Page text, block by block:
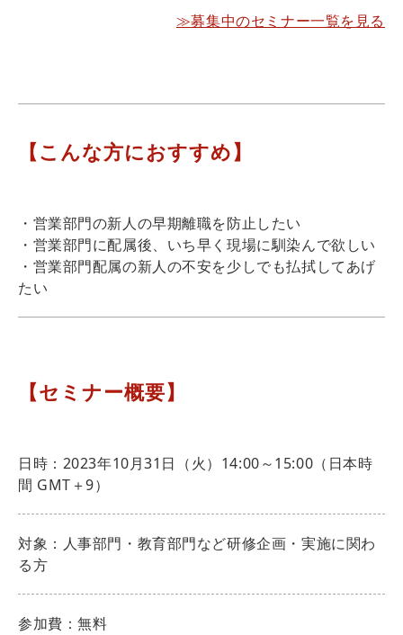
≫募集中のセミナー一覧を見る
【こんな方におすすめ】
・営業部門の新人の早期離職を防止したい
・営業部門に配属後、いち早く現場に馴染んで欲しい
・営業部門配属の新人の不安を少しでも払拭してあげ
たい
【セミナー概要】
日時：2023年10月31日（火）14:00～15:00（日本時
間 GMT＋9）
対象：人事部門・教育部門など研修企画・実施に関わ
る方
参加費：無料